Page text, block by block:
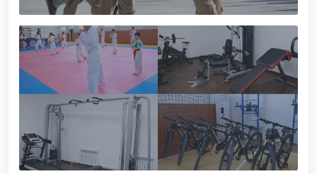
muhofaza qilish organlarining Qoʻl jangi federatsiyasi
raisi etib saylandi. // Milliy gvardiya shaxsiy
tarkibining jangovar salohiyati, jismoniy va ma'naviy
tayyorgarligini mustahkamlash hamda zamon
talablariga mos takomillashtirishga qaratilgan ishlar
davom ettirilmoqda. // Tizim fidoyilari hurmat va
ehtirom bilan nafaqaga kuzatildi. // “Kitobxon harbiy
oilalar” mavzusida adabiy-badiiy kecha tashkil etildi
/ / Vatanparvarlik oyligi doirasidagi tadbirlar / /
Toshkentda qidiruvda bo‘lgan shaxs qo‘lga olindi / /
“Jasorat” filmi premyerasi bo'lib o'tdi / / Qurolli
Kuchlarimiz tashkil etilganining 34 yilligi va 14 yanvar